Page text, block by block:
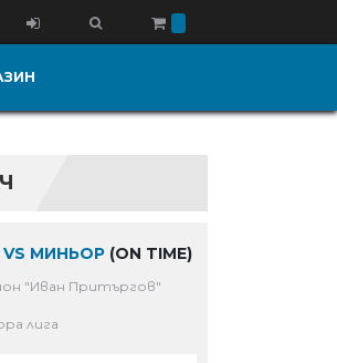
VS МИНЬОР (ON TIME)
"Иван Притъргов"
лига